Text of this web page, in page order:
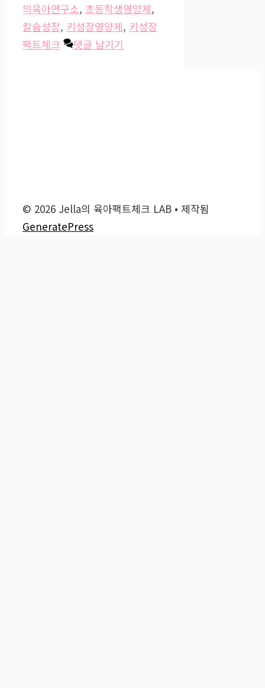
의육아연구소, 초등학생영양제,
칼슘성장, 키성장영양제, 키성장
팩트체크
댓글 남기기
© 2026 Jella의 육아팩트체크 LAB • 제작됨
GeneratePress